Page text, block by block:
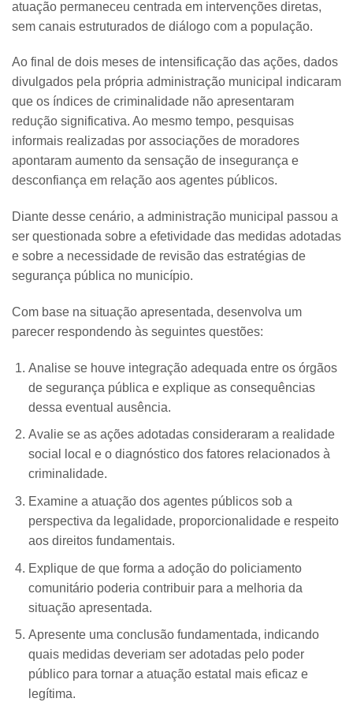
atuação permaneceu centrada em intervenções diretas,
sem canais estruturados de diálogo com a população.
Ao final de dois meses de intensificação das ações, dados
divulgados pela própria administração municipal indicaram
que os índices de criminalidade não apresentaram
redução significativa. Ao mesmo tempo, pesquisas
informais realizadas por associações de moradores
apontaram aumento da sensação de insegurança e
desconfiança em relação aos agentes públicos.
Diante desse cenário, a administração municipal passou a
ser questionada sobre a efetividade das medidas adotadas
e sobre a necessidade de revisão das estratégias de
segurança pública no município.
Com base na situação apresentada, desenvolva um
parecer respondendo às seguintes questões:
Analise se houve integração adequada entre os órgãos
de segurança pública e explique as consequências
dessa eventual ausência.
Avalie se as ações adotadas consideraram a realidade
social local e o diagnóstico dos fatores relacionados à
criminalidade.
Examine a atuação dos agentes públicos sob a
perspectiva da legalidade, proporcionalidade e respeito
aos direitos fundamentais.
Explique de que forma a adoção do policiamento
comunitário poderia contribuir para a melhoria da
situação apresentada.
Apresente uma conclusão fundamentada, indicando
quais medidas deveriam ser adotadas pelo poder
público para tornar a atuação estatal mais eficaz e
legítima.